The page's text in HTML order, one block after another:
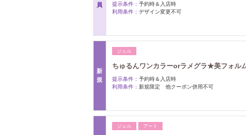
員
提示条件： 予約時＆入店時
利用条件： デザイン変更不可
新
規
ジェル
ちゅるんワンカラーorラメグラ★美フォル
提示条件： 予約時＆入店時
利用条件： 新規限定 他クーポン併用不可
ジェル アート